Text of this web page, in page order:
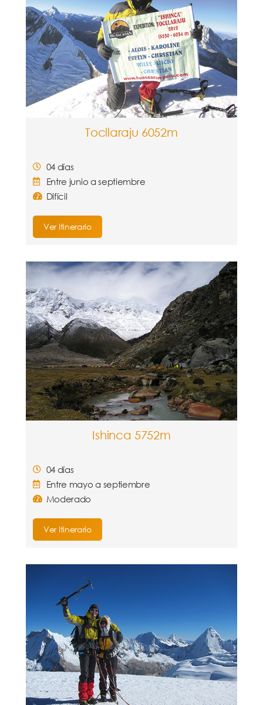
Tocllaraju 6052m
04 días
Entre junio a septiembre
Difícil
Ver Itinerario
Ishinca 5752m
04 días
Entre mayo a septiembre
Moderado
Ver Itinerario